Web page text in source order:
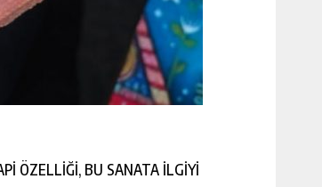
ÖZELLİĞİ, BU SANATA İLGİYİ